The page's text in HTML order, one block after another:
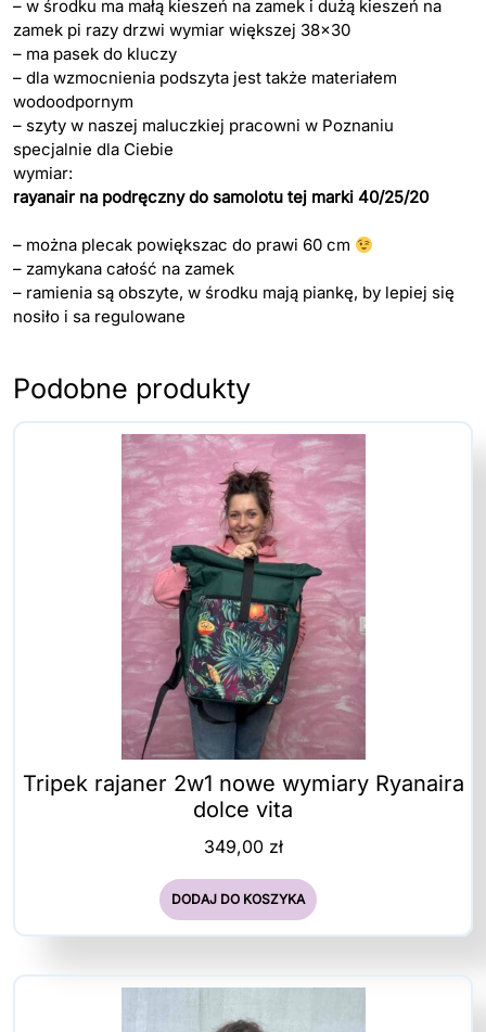
– w środku ma małą kieszeń na zamek i dużą kieszeń na
zamek pi razy drzwi wymiar większej 38×30
– ma pasek do kluczy
– dla wzmocnienia podszyta jest także materiałem
wodoodpornym
– szyty w naszej maluczkiej pracowni w Poznaniu
specjalnie dla Ciebie
wymiar:
rayanair na podręczny do samolotu tej marki 40/25/20
– można plecak powiększac do prawi 60 cm
– zamykana całość na zamek
– ramienia są obszyte, w środku mają piankę, by lepiej się
nosiło i sa regulowane
Podobne produkty
Tripek rajaner 2w1 nowe wymiary Ryanaira
dolce vita
349,00 zł
DODAJ DO KOSZYKA